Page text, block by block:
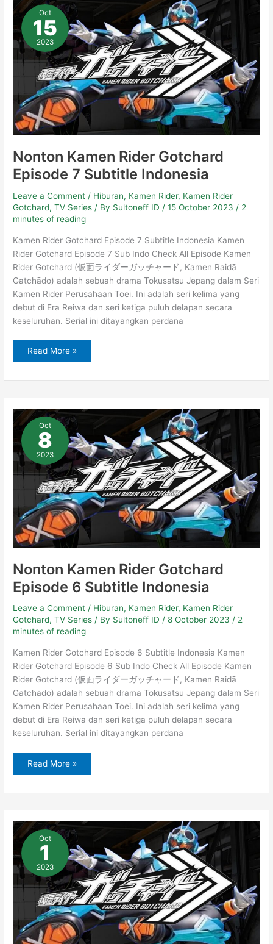
Oct
15
2023
Nonton Kamen Rider Gotchard
Episode 7 Subtitle Indonesia
Leave a Comment / Hiburan, Kamen Rider, Kamen Rider
Gotchard,TV Series / By Sultoneff ID /15 October 2023 / 2
minutes of reading
Kamen Rider Gotchard Episode 7 Subtitle Indonesia Kamen
Rider Gotchard Episode 7 Sub Indo Check All Episode Kamen
Rider Gotchard (仮面ライダーガッチャード, Kamen Raidā
Gatchādo) adalah sebuah drama Tokusatsu Jepang dalam Seri
Kamen Rider Perusahaan Toei. Ini adalah seri kelima yang
debut di Era Reiwa dan seri ketiga puluh delapan secara
keseluruhan. Serial ini ditayangkan perdana
Kamen
Rider
Gotchard
Episode
Subtitle
Indonesia
Read More »
Oct
8
2023
Nonton Kamen Rider Gotchard
Episode 6 Subtitle Indonesia
Leave a Comment / Hiburan, Kamen Rider, Kamen Rider
Gotchard,TV Series / By Sultoneff ID/8 October 2023/ 2
minutes of reading
Kamen Rider Gotchard Episode 6 Subtitle Indonesia Kamen
Rider Gotchard Episode 6 Sub Indo Check All Episode Kamen
Rider Gotchard (仮面ライダーガッチャード, Kamen Raidā
Gatchādo) adalah sebuah drama Tokusatsu Jepang dalam Seri
Kamen Rider Perusahaan Toei. Ini adalah seri kelima yang
debut di Era Reiwa dan seri ketiga puluh delapan secara
keseluruhan. Serial ini ditayangkan perdana
Nonton
Kamen
Rider
Gotchard
Episode
Subtitle
Indonesia
Read More »
Oct
1
2023
Nonton
Kamen
Rider
Gotchard
Subtitle
Indonesia